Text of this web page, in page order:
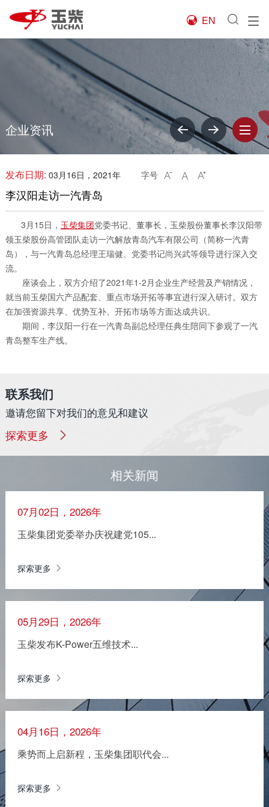

EN
企业资讯
发布日期: 03月16日，2021年 字号   
李汉阳走访一汽青岛
3月15日， 玉柴集团党委书记、董事长，玉柴股份董事长李汉阳带
领玉柴股份高管团队走访一汽解放青岛汽车有限公司（简称一汽青
岛），与一汽青岛总经理王瑞健、党委书记尚兴武等领导进行深入交
流。
座谈会上，双方介绍了2021年1-2月企业生产经营及产销情况，
就当前玉柴国六产品配套、重点市场开拓等事宜进行深入研讨。双方
在加强资源共享、优势互补、开拓市场等方面达成共识。
期间，李汉阳一行在一汽青岛副总经理任典生陪同下参观了一汽
青岛整车生产线。
联系我们
邀请您留下对我们的意见和建议
探索更多
相关新闻
07月02日，2026年
玉柴集团党委举办庆祝建党105...
探索更多
05月29日，2026年
玉柴发布K-Power五维技术...
探索更多
04月16日，2026年
乘势而上启新程，玉柴集团职代会...
探索更多